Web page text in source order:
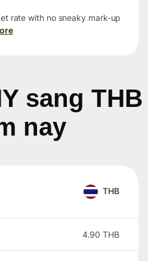
rate with no sneaky mark-up
sang THB
nay
THB
4.90 THB